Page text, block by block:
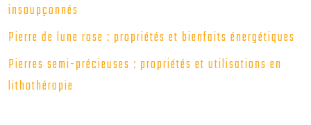
insoupçonnés
Pierre de lune rose : propriétés et bienfaits énergétiques
Pierres semi-précieuses : propriétés et utilisations en
lithothérapie